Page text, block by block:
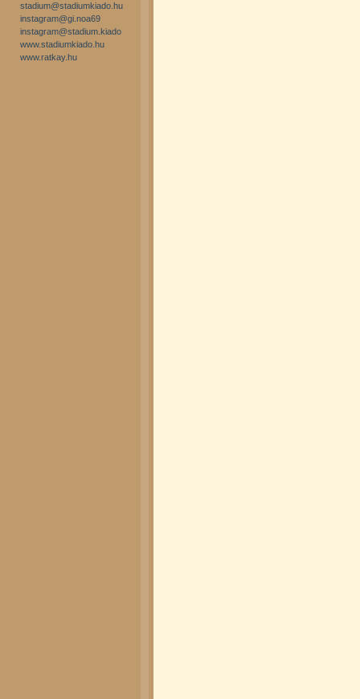
stadium@stadiumkiado.hu
instagram@gi.noa69
instagram@stadium.kiado
www.stadiumkiado.hu
www.ratkay.hu